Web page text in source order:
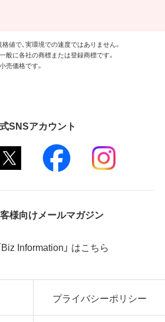
値で、実環境での速度ではありません。
般に各社の商標または登録商標です。
売価格です。
SNSアカウント
様向けメールマガジン
Biz Information」 はこちら
プライバシーポリシー